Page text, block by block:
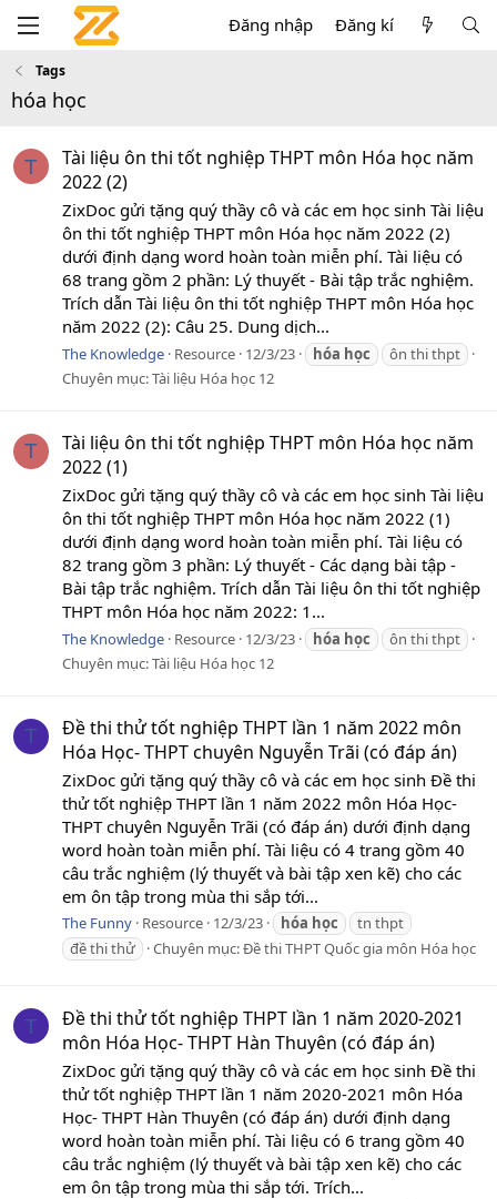
Đăng nhập Đăng kí
Tags
hóa học
T
Tài liệu ôn thi tốt nghiệp THPT môn Hóa học năm
2022 (2)
ZixDoc gửi tặng quý thầy cô và các em học sinh Tài liệu
ôn thi tốt nghiệp THPT môn Hóa học năm 2022 (2)
dưới định dạng word hoàn toàn miễn phí. Tài liệu có
68 trang gồm 2 phần: Lý thuyết - Bài tập trắc nghiệm.
Trích dẫn Tài liệu ôn thi tốt nghiệp THPT môn Hóa học
năm 2022 (2): Câu 25. Dung dịch...
The Knowledge Resource 12/3/23 hóa học
ôn thi thpt
Chuyên mục:Tài liệu Hóa học 12
T
Tài liệu ôn thi tốt nghiệp THPT môn Hóa học năm
2022 (1)
ZixDoc gửi tặng quý thầy cô và các em học sinh Tài liệu
ôn thi tốt nghiệp THPT môn Hóa học năm 2022 (1)
dưới định dạng word hoàn toàn miễn phí. Tài liệu có
82 trang gồm 3 phần: Lý thuyết - Các dạng bài tập -
Bài tập trắc nghiệm. Trích dẫn Tài liệu ôn thi tốt nghiệp
THPT môn Hóa học năm 2022: 1...
The Knowledge Resource 12/3/23 hóa học
ôn thi thpt
Chuyên mục:Tài liệu Hóa học 12
T
Đề thi thử tốt nghiệp THPT lần 1 năm 2022 môn
Hóa Học- THPT chuyên Nguyễn Trãi (có đáp án)
ZixDoc gửi tặng quý thầy cô và các em học sinh Đề thi
thử tốt nghiệp THPT lần 1 năm 2022 môn Hóa Học-
THPT chuyên Nguyễn Trãi (có đáp án) dưới định dạng
word hoàn toàn miễn phí. Tài liệu có 4 trang gồm 40
câu trắc nghiệm (lý thuyết và bài tập xen kẽ) cho các
em ôn tập trong mùa thi sắp tới...
The Funny Resource 12/3/23 hóa học
tn thpt
đề thi thử
Chuyên mục:Đề thi THPT Quốc gia môn Hóa học
T
Đề thi thử tốt nghiệp THPT lần 1 năm 2020-2021
môn Hóa Học- THPT Hàn Thuyên (có đáp án)
ZixDoc gửi tặng quý thầy cô và các em học sinh Đề thi
thử tốt nghiệp THPT lần 1 năm 2020-2021 môn Hóa
Học- THPT Hàn Thuyên (có đáp án) dưới định dạng
word hoàn toàn miễn phí. Tài liệu có 6 trang gồm 40
câu trắc nghiệm (lý thuyết và bài tập xen kẽ) cho các
em ôn tập trong mùa thi sắp tới. Trích...